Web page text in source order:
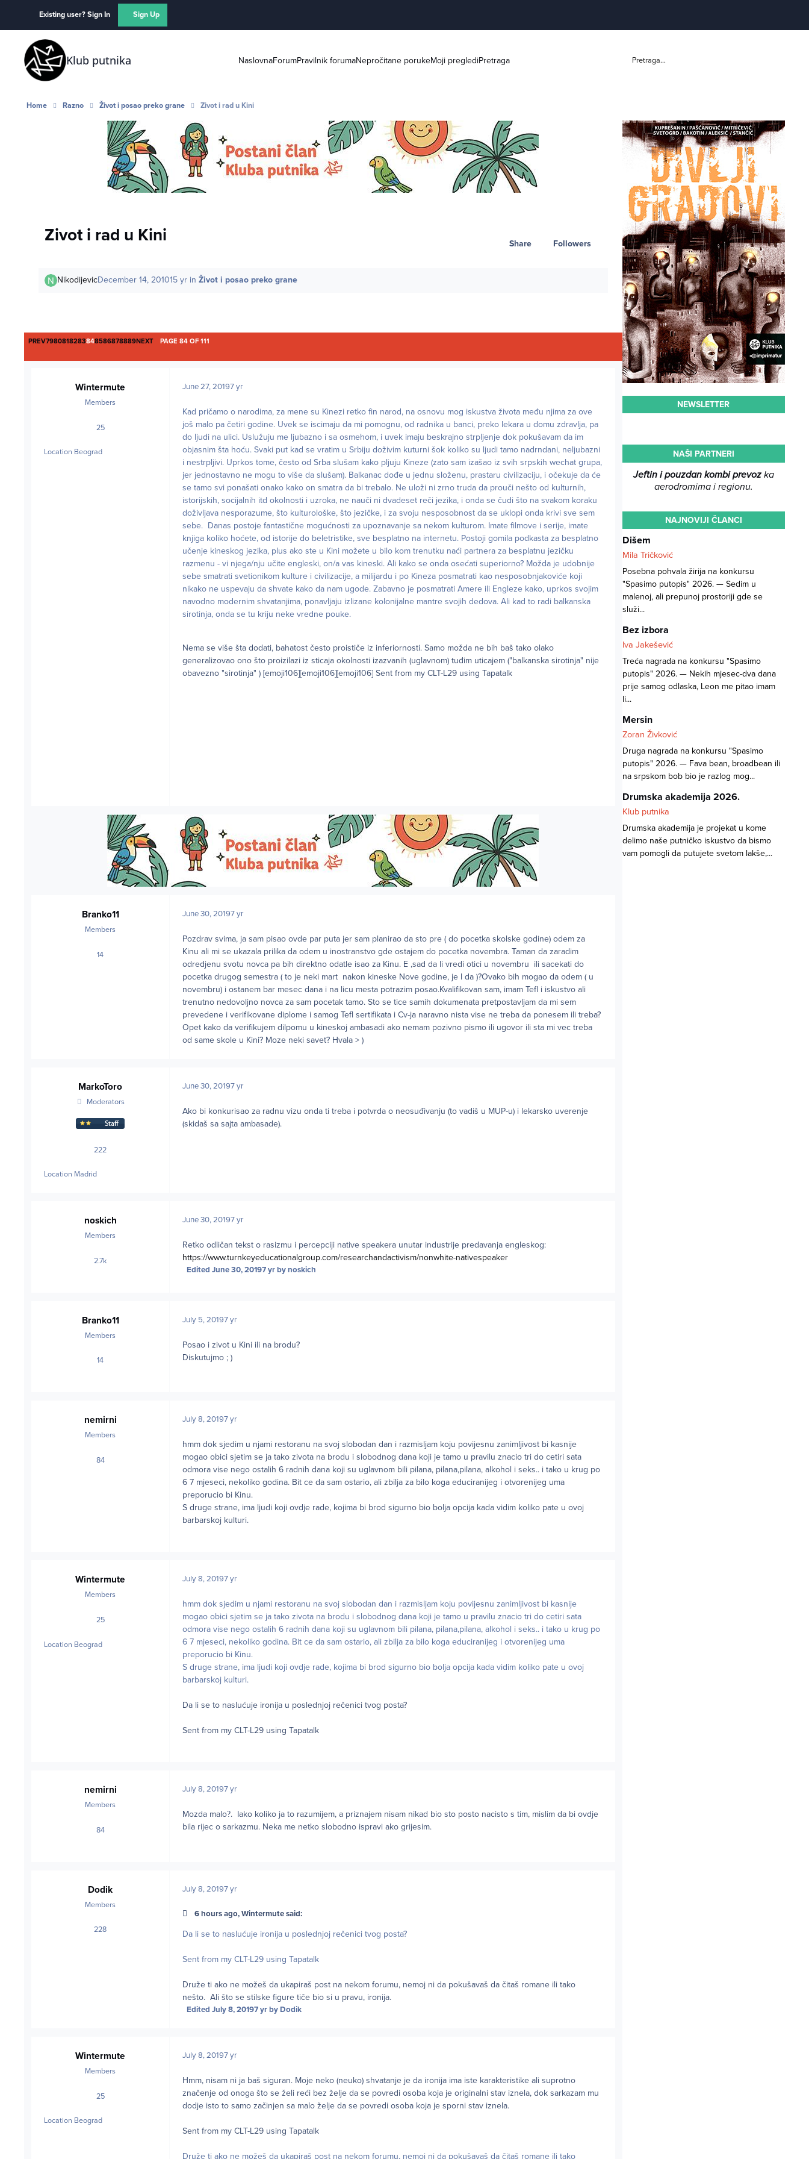
Existing user? Sign In Sign Up
Klub putnika NaslovnaForumPravilnik forumaNepročitane porukeMoji preglediPretraga Pretraga...
Home Razno Život i posao preko grane Zivot i rad u Kini
Zivot i rad u Kini Share Followers
NikodijevicDecember 14, 201015 yrin Život i posao preko grane
FIRST PAGE
PREV7980818283848586878889NEXTLAST PAGE
PAGE 84 OF 111
Wintermute
Members
25posts
Location Beograd
June 27, 20197 yr
Kad pričamo o narodima, za mene su Kinezi retko fin narod, na osnovu mog iskustva života među njima za ove
još malo pa četiri godine. Uvek se iscimaju da mi pomognu, od radnika u banci, preko lekara u domu zdravlja, pa
do ljudi na ulici. Uslužuju me ljubazno i sa osmehom, i uvek imaju beskrajno strpljenje dok pokušavam da im
objasnim šta hoću. Svaki put kad se vratim u Srbiju doživim kuturni šok koliko su ljudi tamo nadrndani, neljubazni
i nestrpljivi. Uprkos tome, često od Srba slušam kako pljuju Kineze (zato sam izašao iz svih srpskih wechat grupa,
jer jednostavno ne mogu to više da slušam). Balkanac dođe u jednu složenu, prastaru civilizaciju, i očekuje da će
se tamo svi ponašati onako kako on smatra da bi trebalo. Ne uloži ni zrno truda da prouči nešto od kulturnih,
istorijskih, socijalnih itd okolnosti i uzroka, ne nauči ni dvadeset reči jezika, i onda se čudi što na svakom koraku
doživljava nesporazume, što kulturološke, što jezičke, i za svoju nesposobnost da se uklopi onda krivi sve sem
sebe. Danas postoje fantastične mogućnosti za upoznavanje sa nekom kulturom. Imate filmove i serije, imate
knjiga koliko hoćete, od istorije do beletristike, sve besplatno na internetu. Postoji gomila podkasta za besplatno
učenje kineskog jezika, plus ako ste u Kini možete u bilo kom trenutku naći partnera za besplatnu jezičku
razmenu - vi njega/nju učite engleski, on/a vas kineski. Ali kako se onda osećati superiorno? Možda je udobnije
sebe smatrati svetionikom kulture i civilizacije, a milijardu i po Kineza posmatrati kao nesposobnjakoviće koji
nikako ne uspevaju da shvate kako da nam ugode. Zabavno je posmatrati Amere ili Engleze kako, uprkos svojim
navodno modernim shvatanjima, ponavljaju izlizane kolonijalne mantre svojih dedova. Ali kad to radi balkanska
sirotinja, onda se tu kriju neke vredne pouke.
Nema se više šta dodati, bahatost često proističe iz inferiornosti. Samo možda ne bih baš tako olako
generalizovao ono što proizilazi iz sticaja okolnosti izazvanih (uglavnom) tuđim uticajem ("balkanska sirotinja" nije
obavezno "sirotinja" ) [emoji106][emoji106][emoji106] Sent from my CLT-L29 using Tapatalk
Branko11
Members
14posts
June 30, 20197 yr
Pozdrav svima, ja sam pisao ovde par puta jer sam planirao da sto pre ( do pocetka skolske godine) odem za
Kinu ali mi se ukazala prilika da odem u inostranstvo gde ostajem do pocetka novembra. Taman da zaradim
odredjenu svotu novca pa bih direktno odatle isao za Kinu. E ,sad da li vredi otici u novembru ili sacekati do
pocetka drugog semestra ( to je neki mart nakon kineske Nove godine, je l da )?Ovako bih mogao da odem ( u
novembru) i ostanem bar mesec dana i na licu mesta potrazim posao.Kvalifikovan sam, imam Tefl i iskustvo ali
trenutno nedovoljno novca za sam pocetak tamo. Sto se tice samih dokumenata pretpostavljam da mi sem
prevedene i verifikovane diplome i samog Tefl sertifikata i Cv-ja naravno nista vise ne treba da ponesem ili treba?
Opet kako da verifikujem dilpomu u kineskoj ambasadi ako nemam pozivno pismo ili ugovor ili sta mi vec treba
od same skole u Kini? Moze neki savet? Hvala > )
MarkoToro
Moderators
222posts
Location Madrid
June 30, 20197 yr
Ako bi konkurisao za radnu vizu onda ti treba i potvrda o neosuđivanju (to vadiš u MUP-u) i lekarsko uverenje
(skidaš sa sajta ambasade).
noskich
Members
2.7kposts
June 30, 20197 yr
Retko odličan tekst o rasizmu i percepciji native speakera unutar industrije predavanja engleskog:
https://www.turnkeyeducationalgroup.com/researchandactivism/nonwhite-nativespeaker
Edited June 30, 20197 yrby noskich
Branko11
Members
14posts
July 5, 20197 yr
Posao i zivot u Kini ili na brodu?
Diskutujmo ; )
nemirni
Members
84posts
July 8, 20197 yr
hmm dok sjedim u njami restoranu na svoj slobodan dan i razmisljam koju povijesnu zanimljivost bi kasnije
mogao obici sjetim se ja tako zivota na brodu i slobodnog dana koji je tamo u pravilu znacio tri do cetiri sata
odmora vise nego ostalih 6 radnih dana koji su uglavnom bili pilana, pilana,pilana, alkohol i seks.. i tako u krug po
6 7 mjeseci, nekoliko godina. Bit ce da sam ostario, ali zbilja za bilo koga educiranijeg i otvorenijeg uma
preporucio bi Kinu.
S druge strane, ima ljudi koji ovdje rade, kojima bi brod sigurno bio bolja opcija kada vidim koliko pate u ovoj
barbarskoj kulturi.
Wintermute
Members
25posts
Location Beograd
July 8, 20197 yr
hmm dok sjedim u njami restoranu na svoj slobodan dan i razmisljam koju povijesnu zanimljivost bi kasnije
mogao obici sjetim se ja tako zivota na brodu i slobodnog dana koji je tamo u pravilu znacio tri do cetiri sata
odmora vise nego ostalih 6 radnih dana koji su uglavnom bili pilana, pilana,pilana, alkohol i seks.. i tako u krug po
6 7 mjeseci, nekoliko godina. Bit ce da sam ostario, ali zbilja za bilo koga educiranijeg i otvorenijeg uma
preporucio bi Kinu.
S druge strane, ima ljudi koji ovdje rade, kojima bi brod sigurno bio bolja opcija kada vidim koliko pate u ovoj
barbarskoj kulturi.
Da li se to naslućuje ironija u poslednjoj rečenici tvog posta?
Sent from my CLT-L29 using Tapatalk
nemirni
Members
84posts
July 8, 20197 yr
Mozda malo?. Iako koliko ja to razumijem, a priznajem nisam nikad bio sto posto nacisto s tim, mislim da bi ovdje
bila rijec o sarkazmu. Neka me netko slobodno ispravi ako grijesim.
Dodik
Members
228posts
July 8, 20197 yr
6 hours ago, Wintermute said:
Da li se to naslućuje ironija u poslednjoj rečenici tvog posta?
Sent from my CLT-L29 using Tapatalk
Druže ti ako ne možeš da ukapiraš post na nekom forumu, nemoj ni da pokušavaš da čitaš romane ili tako
nešto. Ali što se stilske figure tiče bio si u pravu, ironija.
Edited July 8, 20197 yrby Dodik
Wintermute
Members
25posts
Location Beograd
July 8, 20197 yr
Hmm, nisam ni ja baš siguran. Moje neko (neuko) shvatanje je da ironija ima iste karakteristike ali suprotno
značenje od onoga što se želi reći bez želje da se povredi osoba koja je originalni stav iznela, dok sarkazam mu
dodje isto to samo začinjen sa malo želje da se povredi osoba koja je sporni stav iznela.
Sent from my CLT-L29 using Tapatalk
Druže ti ako ne možeš da ukapiraš post na nekom forumu, nemoj ni da pokušavaš da čitaš romane ili tako
NEWSLETTER
NAŠI PARTNERI
Jeftin i pouzdan kombi prevozka
aerodromima i regionu.
NAJNOVIJI ČLANCI
Dišem
Mila Tričković
Posebna pohvala žirija na konkursu
"Spasimo putopis" 2026. — Sedim u
malenoj, ali prepunoj prostoriji gde se
služi...
Bez izbora
Iva Jakešević
Treća nagrada na konkursu "Spasimo
putopis" 2026. — Nekih mjesec-dva dana
prije samog odlaska, Leon me pitao imam
li...
Mersin
Zoran Živković
Druga nagrada na konkursu "Spasimo
putopis" 2026. — Fava bean, broadbean ili
na srpskom bob bio je razlog mog...
Drumska akademija 2026.
Klub putnika
Drumska akademija je projekat u kome
delimo naše putničko iskustvo da bismo
vam pomogli da putujete svetom lakše,...